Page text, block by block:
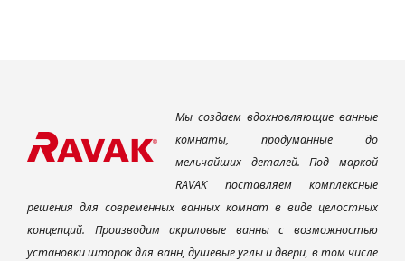
Мы создаем вдохновляющие ванные
комнаты, продуманные до
мельчайших деталей. Под маркой
RAVAK поставляем комплексные
решения для современных ванных комнат в виде целостных
концепций. Производим акриловые ванны с возможностью
установки шторок для ванн, душевые углы и двери, в том числе